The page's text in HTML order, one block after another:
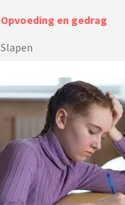
Opvoeding en gedrag
Slapen